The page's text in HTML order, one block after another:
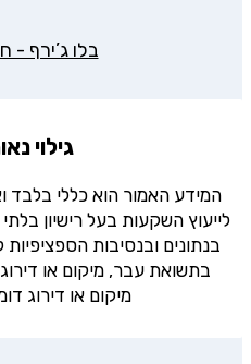
בלו ג’ירף -
גילוי
המידע האמור הוא כללי בלבד
לייעוץ השקעות בעל רישיון
בנתונים ובנסיבות
בתשואת עבר, מיקום או
מיקום או דירוג